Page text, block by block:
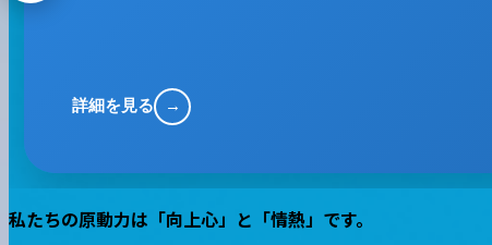
詳細を見る
私たちの原動力は「向上心」と「情熱」です。